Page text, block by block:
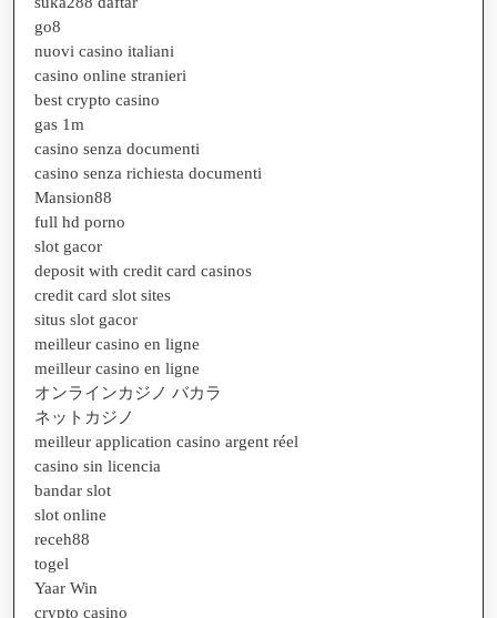
go8
nuovi casino italiani
casino online stranieri
best crypto casino
gas 1m
casino senza documenti
casino senza richiesta documenti
Mansion88
full hd porno
slot gacor
deposit with credit card casinos
credit card slot sites
situs slot gacor
meilleur casino en ligne
meilleur casino en ligne
オンラインカジノ バカラ
ネットカジノ
meilleur application casino argent réel
casino sin licencia
bandar slot
slot online
receh88
togel
Yaar Win
crypto casino